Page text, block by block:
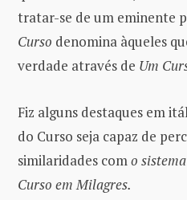
tratar-se de um eminente
Curso denomina àqueles
verdade através de Um
Fiz alguns destaques em
do Curso seja capaz de
similaridades como
Curso em Milagres.